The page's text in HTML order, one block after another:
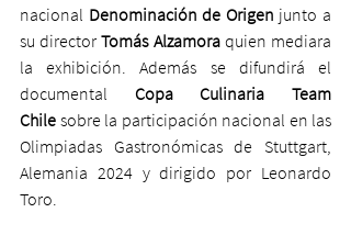
nacional Denominación de Origen junto a
su director Tomás Alzamora quien mediara
la exhibición. Además se difundirá el
documental Copa Culinaria Team
Chile sobre la participación nacional en las
Olimpiadas Gastronómicas de Stuttgart,
Alemania 2024 y dirigido por Leonardo
Toro.